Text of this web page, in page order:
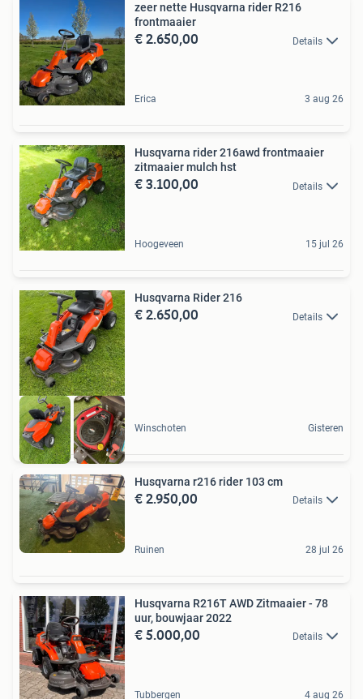
zeer nette Husqvarna rider R216
frontmaaier
€ 2.650,00 Details
Erica 3 aug 26
Husqvarna rider 216awd frontmaaier
zitmaaier mulch hst
€ 3.100,00 Details
Hoogeveen 15 jul 26
Husqvarna Rider 216
€ 2.650,00 Details
Winschoten Gisteren
Husqvarna r216 rider 103 cm
€ 2.950,00 Details
Ruinen 28 jul 26
Husqvarna R216T AWD Zitmaaier - 78
uur, bouwjaar 2022
€ 5.000,00 Details
Tubbergen 4 aug 26